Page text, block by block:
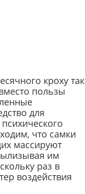
кроху так
пользы
для
что самки
массируют
им
раз в
воздействия